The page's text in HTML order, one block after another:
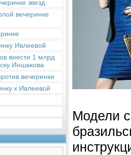
звезд
вечеринке
Ивлеевой
внести 1 млрд
Иншакова
вечеринки
к Ивлеевой
Модели